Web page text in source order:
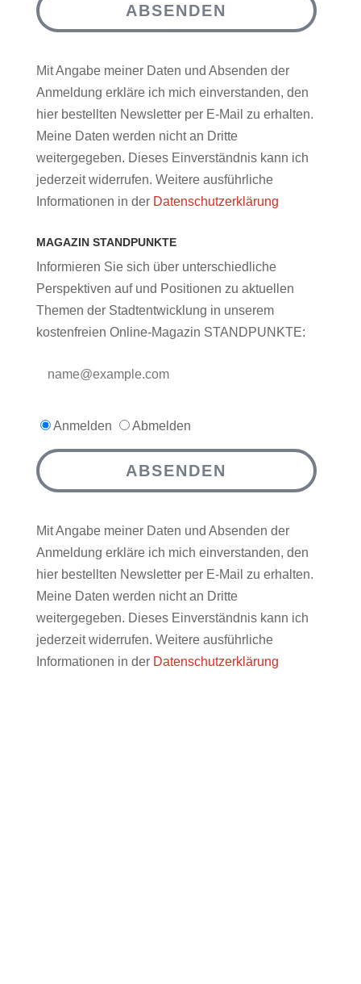
ABSENDEN
Mit Angabe meiner Daten und Absenden der
Anmeldung erkläre ich mich einverstanden, den
hier bestellten Newsletter per E-Mail zu erhalten.
Meine Daten werden nicht an Dritte
weitergegeben. Dieses Einverständnis kann ich
jederzeit widerrufen. Weitere ausführliche
Informationen in der Datenschutzerklärung
MAGAZIN STANDPUNKTE
Informieren Sie sich über unterschiedliche
Perspektiven auf und Positionen zu aktuellen
Themen der Stadtentwicklung in unserem
kostenfreien Online-Magazin STANDPUNKTE:
Anmelden Abmelden
ABSENDEN
Mit Angabe meiner Daten und Absenden der
Anmeldung erkläre ich mich einverstanden, den
hier bestellten Newsletter per E-Mail zu erhalten.
Meine Daten werden nicht an Dritte
weitergegeben. Dieses Einverständnis kann ich
jederzeit widerrufen. Weitere ausführliche
Informationen in der Datenschutzerklärung